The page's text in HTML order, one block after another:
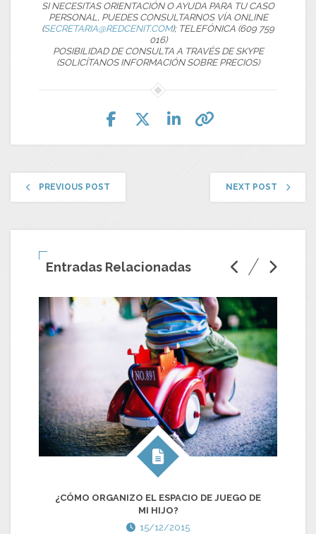
SI NECESITAS ORIENTACIÓN O AYUDA PARA TU CASO
PERSONAL, PUEDES CONSULTARNOS VÍA ONLINE
(SECRETARIA@REDCENIT.COM); TELEFÓNICA (609 759
016)
POSIBILIDAD DE CONSULTA A TRAVÉS DE SKYPE
(SOLICÍTANOS INFORMACIÓN SOBRE PRECIOS)
PREVIOUS POST NEXT POST
Entradas Relacionadas
¿CÓMO ORGANIZO EL ESPACIO DE JUEGO DE
MI HIJO?
15/12/2015